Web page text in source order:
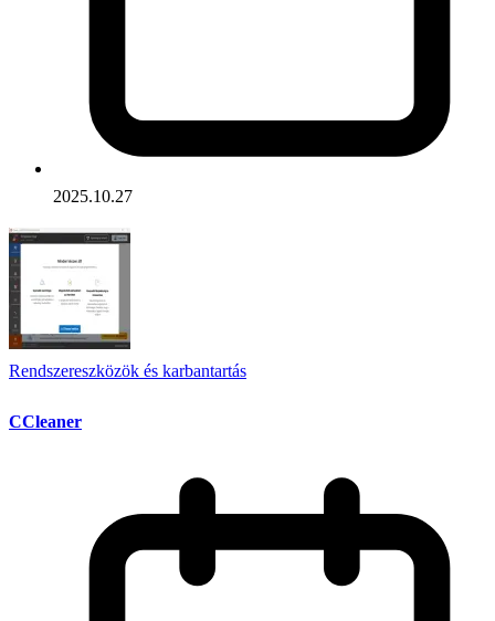
2025.10.27
Rendszereszközök és karbantartás
CCleaner